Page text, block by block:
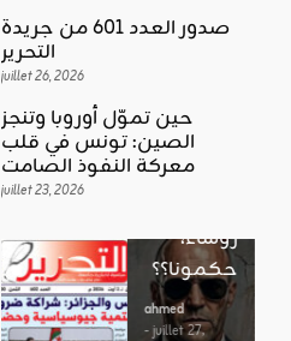
صدور العدد 601 من جريدة
التحرير
juillet 26, 2026
حين تموّل أوروبا وتنجز
الصين: تونس في قلب
معركة النفوذ الصامت
juillet 23, 2026
الباجي
المرزوقي
الخارجية،
ماذا أخفى
رؤساء،
حكمونا؟؟
ahmed
- juillet 27,